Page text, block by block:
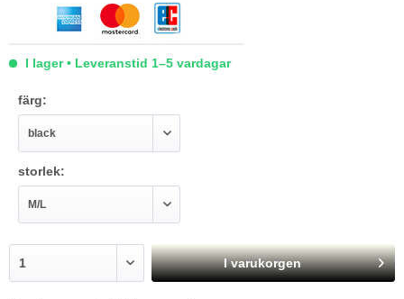
I lager • Leveranstid 1–5 vardagar
färg:
storlek:
I varukorgen